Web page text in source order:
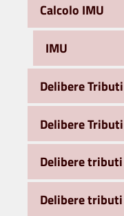
Calcolo IMU
IMU
Delibere
Delibere
Delibere
Delibere